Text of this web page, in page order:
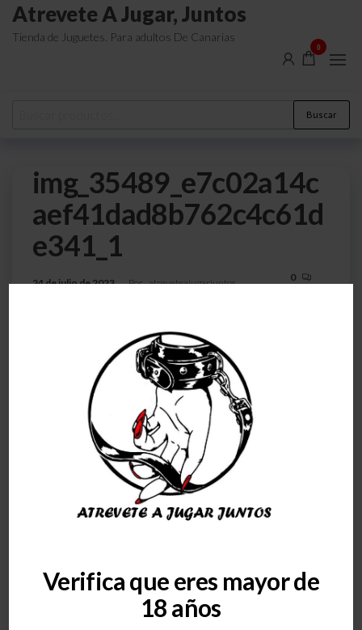
Verifica que eres mayor de
18 años
Atrevete A Jugar, Juntos
Tienda de Juguetes. Para adultos De Canarias
0
Buscar
img_35489_e7c02a14c
aef41dad8b762c4c61d
e341_1
24 de julio de 2023 Por atreveteajugarjuntos 0
FLESHLIGHT